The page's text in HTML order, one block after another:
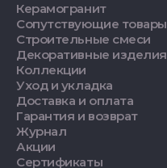
Керамогранит
Сопутствующие товары
Строительные смеси
Декоративные изделия
Коллекции
Уход и укладка
Доставка и оплата
Гарантия и возврат
Журнал
Акции
Сертификаты